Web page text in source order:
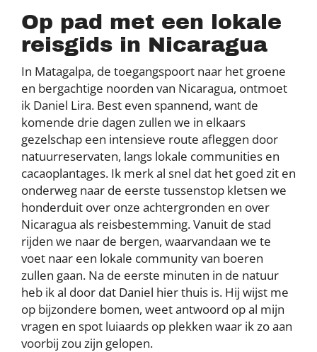
Op pad met een lokale
reisgids in Nicaragua
In Matagalpa, de toegangspoort naar het groene
en bergachtige noorden van Nicaragua, ontmoet
ik Daniel Lira. Best even spannend, want de
komende drie dagen zullen we in elkaars
gezelschap een intensieve route afleggen door
natuurreservaten, langs lokale communities en
cacaoplantages. Ik merk al snel dat het goed zit en
onderweg naar de eerste tussenstop kletsen we
honderduit over onze achtergronden en over
Nicaragua als reisbestemming. Vanuit de stad
rijden we naar de bergen, waarvandaan we te
voet naar een lokale community van boeren
zullen gaan. Na de eerste minuten in de natuur
heb ik al door dat Daniel hier thuis is. Hij wijst me
op bijzondere bomen, weet antwoord op al mijn
vragen en spot luiaards op plekken waar ik zo aan
voorbij zou zijn gelopen.